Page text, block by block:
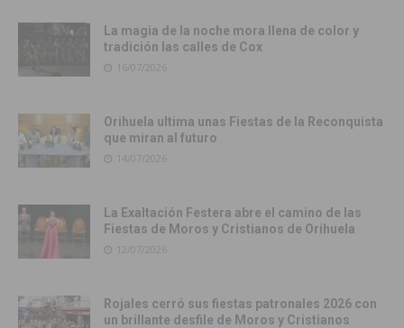
La magia de la noche mora llena de color y
tradición las calles de Cox
16/07/2026
Orihuela ultima unas Fiestas de la Reconquista
que miran al futuro
14/07/2026
La Exaltación Festera abre el camino de las
Fiestas de Moros y Cristianos de Orihuela
12/07/2026
Rojales cerró sus fiestas patronales 2026 con
un brillante desfile de Moros y Cristianos